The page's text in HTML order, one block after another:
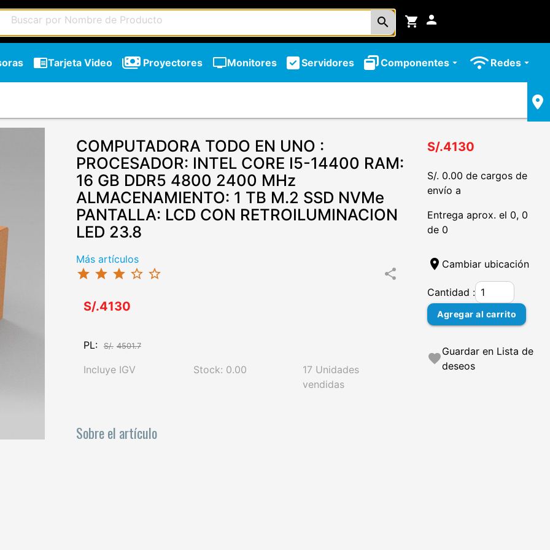
search shopping_cart person
chrome_reader_modeTarjeta Video Proyectores tvMonitores Servidores Componentesarrow_drop_down Redes arrow_drop_down
COMPUTADORA TODO EN UNO :
PROCESADOR: INTEL CORE I5-14400 RAM:
16 GB DDR5 4800 2400 MHz
ALMACENAMIENTO: 1 TB M.2 SSD NVMe
PANTALLA: LCD CON RETROILUMINACION
LED 23.8
Más artículos
star star star star_border star_border share
S/.4130
PL: S/. 4501.7
Incluye IGV Stock: 0.00
17 Unidades
vendidas
Sobre el artículo
S/.4130
S/. 0.00 de cargos de
envío a
Entrega aprox. el 0, 0
de 0
location_on Cambiar ubicación
Cantidad :
Agregar al carrito
favoriteGuardar en Lista de
deseos